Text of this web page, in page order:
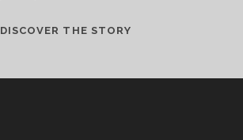
DISCOVER THE STORYDISCO,